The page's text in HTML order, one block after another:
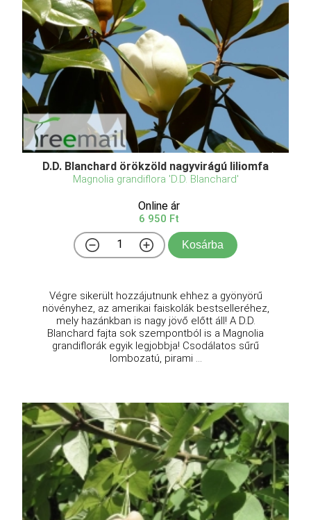
D.D. Blanchard örökzöld nagyvirágú liliomfa
Magnolia grandiflora 'D.D. Blanchard'
Online ár
6 950 Ft
Kosárba
Végre sikerült hozzájutnunk ehhez a gyönyörű
növényhez, az amerikai faiskolák bestselleréhez,
mely hazánkban is nagy jövő előtt áll! A D.D.
Blanchard fajta sok szempontból is a Magnolia
grandiflorák egyik legjobbja! Csodálatos sűrű
lombozatú, pirami ...